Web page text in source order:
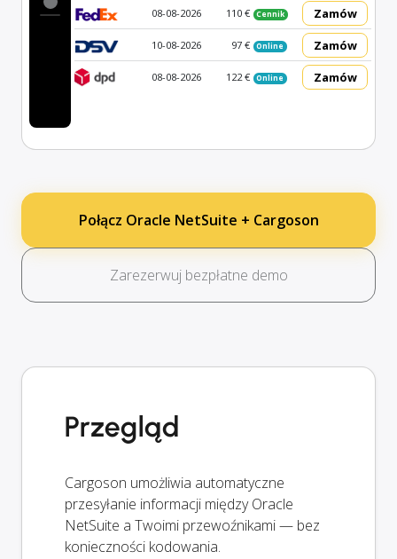
08-08-2026 110 € Cennik Zamów
10-08-2026 97 € Online Zamów
08-08-2026 122 € Online Zamów
Połącz Oracle NetSuite + Cargoson
Zarezerwuj bezpłatne demo
Przegląd
Cargoson umożliwia automatyczne
przesyłanie informacji między Oracle
NetSuite a Twoimi przewoźnikami — bez
konieczności kodowania.